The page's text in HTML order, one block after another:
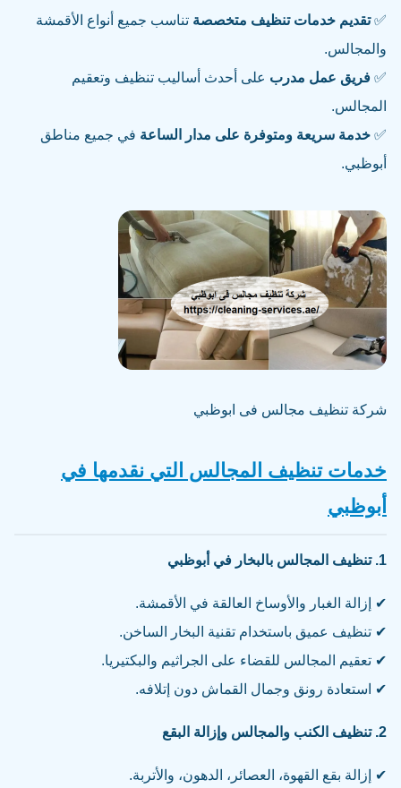
✅تقديم خدمات تنظيف متخصصة تناسب جميع أنواع الأقمشة
والمجالس.
✅ فريق عمل مدرب على أحدث أساليب تنظيف وتعقيم
المجالس.
✅ خدمة سريعة ومتوفرة على مدار الساعة في جميع مناطق
أبوظبي.
شركة تنظيف مجالس فى ابوظبي
خدمات تنظيف المجالس التي نقدمها في
أبوظبي
1. تنظيف المجالس بالبخار في أبوظبي
✔ إزالة الغبار والأوساخ العالقة في الأقمشة.
✔ تنظيف عميق باستخدام تقنية البخار الساخن.
✔ تعقيم المجالس للقضاء على الجراثيم والبكتيريا.
✔ استعادة رونق وجمال القماش دون إتلافه.
2. تنظيف الكنب والمجالس وإزالة البقع
✔ إزالة بقع القهوة، العصائر، الدهون، والأتربة.